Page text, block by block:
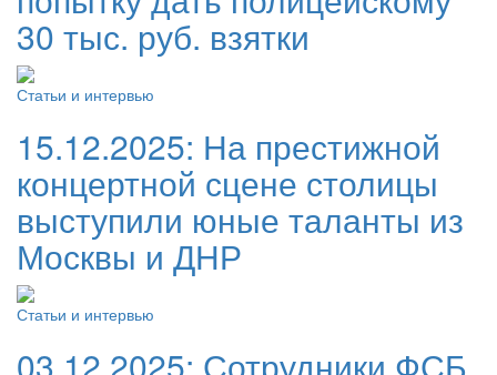
30 тыс. руб. взятки
Статьи и интервью
15.12.2025: На престижной
концертной сцене столицы
выступили юные таланты из
Москвы и ДНР
Статьи и интервью
03.12.2025: Сотрудники ФСБ